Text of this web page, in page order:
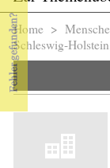
Sie sind
Home >
Schleswig-